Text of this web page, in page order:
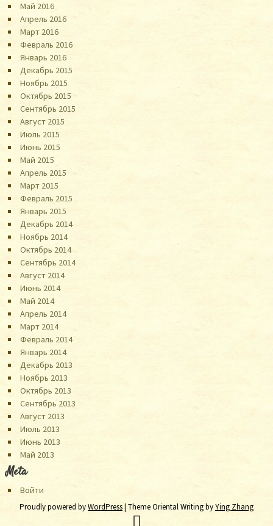
Май 2016
Апрель 2016
Март 2016
Февраль 2016
Январь 2016
Декабрь 2015
Ноябрь 2015
Октябрь 2015
Сентябрь 2015
Август 2015
Июль 2015
Июнь 2015
Май 2015
Апрель 2015
Март 2015
Февраль 2015
Январь 2015
Декабрь 2014
Ноябрь 2014
Октябрь 2014
Сентябрь 2014
Август 2014
Июнь 2014
Май 2014
Апрель 2014
Март 2014
Февраль 2014
Январь 2014
Декабрь 2013
Ноябрь 2013
Октябрь 2013
Сентябрь 2013
Август 2013
Июль 2013
Июнь 2013
Май 2013
Meta
Войти
Proudly powered byWordPress| Theme Oriental Writing byYing Zhang